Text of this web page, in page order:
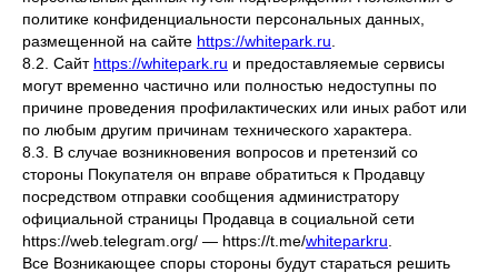
политике конфиденциальности персональных данных,
размещенной на сайте https://whitepark.ru
8.2. Сайт https://whitepark.ru и предоставляемые сервисы
могут временно частично или полностью недоступны по
причине проведения профилактических или иных работ или
по любым другим причинам технического характера.
8.3. В случае возникновения вопросов и претензий со
стороны Покупателя он вправе обратиться к Продавцу
посредством отправки сообщения администратору
официальной страницы Продавца в социальной сети
https://web.telegram.org/ — https://t.me/whiteparkru
Все Возникающее споры стороны будут стараться решить